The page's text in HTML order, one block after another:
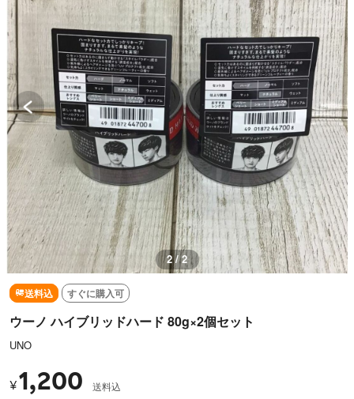
2 / 2
送料込 すぐに購入可
ウーノ ハイブリッドハード 80g×2個セット
UNO
¥1,200 送料込